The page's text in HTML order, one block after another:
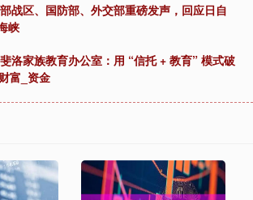
战区、国防部、外交部重磅发声，回应日自
峡
洛家族教育办公室：用 “信托 + 教育” 模式破
富_资金